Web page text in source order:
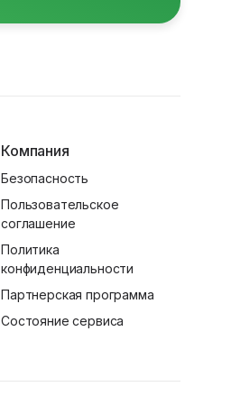
Компания
Безопасность
Пользовательское
соглашение
Политика
конфиденциальности
Партнерская программа
Состояние сервиса